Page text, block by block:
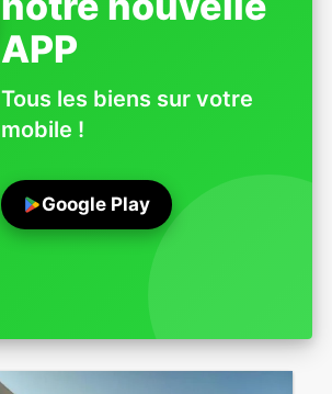
APP
Tous les biens sur votre
mobile !
Google Play